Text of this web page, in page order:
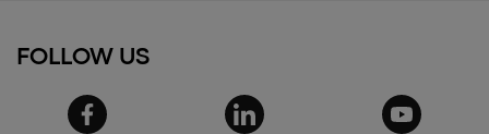
FOLLOW US